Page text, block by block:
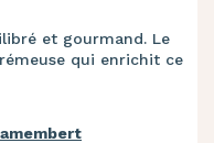
et gourmand. Le
qui enrichit ce